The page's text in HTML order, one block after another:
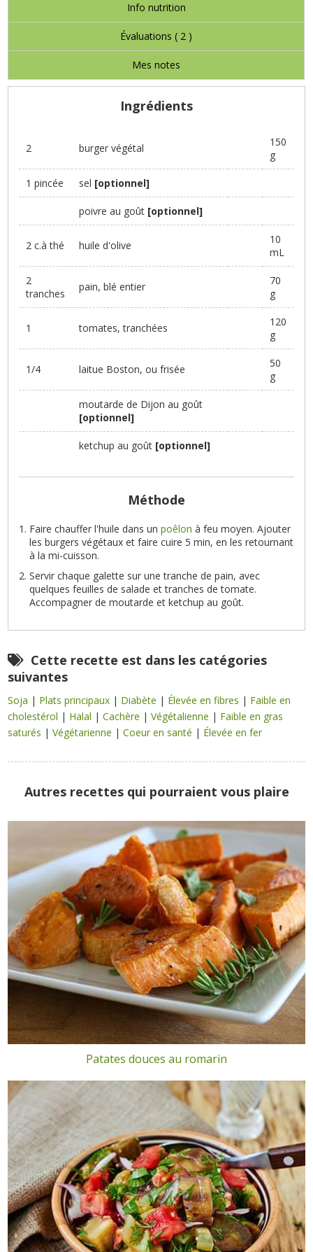
Info nutrition
Évaluations ( 2 )
Mes notes
Ingrédients
2 burger végétal
150
g
1 pincée sel [optionnel]
poivre au goût [optionnel]
2 c.à thé huile d'olive
10
mL
2
tranches
pain, blé entier
70
g
1 tomates, tranchées
120
g
1/4 laitue Boston, ou frisée
50
g
moutarde de Dijon au goût
[optionnel]
ketchup au goût [optionnel]
Méthode
Faire chauffer l'huile dans unpoêlon à feu moyen. Ajouter
les burgers végétaux et faire cuire 5 min, en les retournant
à la mi-cuisson.
Servir chaque galette sur une tranche de pain, avec
quelques feuilles de salade et tranches de tomate.
Accompagner de moutarde et ketchup au goût.
Cette recette est dans les catégories
suivantes
Soja | Plats principaux | Diabète | Élevée en fibres | Faible en
cholestérol | Halal |Cachère |Végétalienne | Faible en gras
saturés |Végétarienne |Coeur en santé | Élevée en fer
Autres recettes qui pourraient vous plaire
Patates douces au romarin